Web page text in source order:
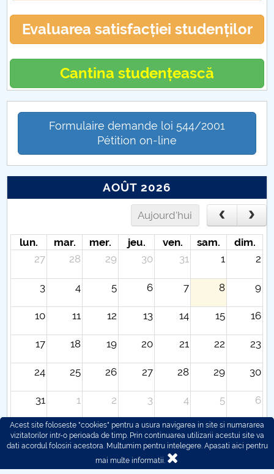
Evaluarea satisfacției studenților
Cantina studențească
Formulaire demande loi 544/2001
Pétition on-line
AOÛT 2026
Aujourd'hui
lun. mar. mer. jeu. ven. sam.
dim.
27
28 29 30 31 1 2
3 4 5 6 7 8 9
10 11 12 13 14 15 16
17 18 19 20 21 22 23
24 25 26 27 28 29 30
31 1 2 3 4 5 6
Acest site foloseste "cookies" pentru a usura navigarea in site si numararea
vizitatorilor intr-o perioada de timp. Prin continuarea utilizarii acestui site va
dati acordul folosiri acestora. Multumim pentru intelegere. Apasati aici pentru
mai multe informatii.